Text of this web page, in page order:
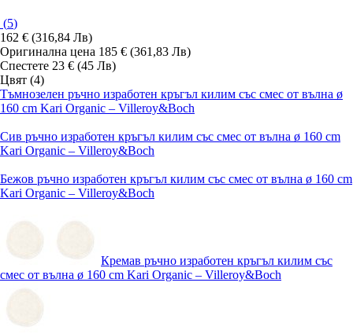
(5)
162 € (316,84 Лв)
Оригинална цена 185 € (361,83 Лв)
Спестете 23 € (45 Лв)
Цвят (4)
Тъмнозелен ръчно изработен кръгъл килим със смес от вълна ø
160 cm Kari Organic – Villeroy&Boch
Сив ръчно изработен кръгъл килим със смес от вълна ø 160 cm
Kari Organic – Villeroy&Boch
Бежов ръчно изработен кръгъл килим със смес от вълна ø 160 cm
Kari Organic – Villeroy&Boch
Кремав ръчно изработен кръгъл килим със
смес от вълна ø 160 cm Kari Organic – Villeroy&Boch